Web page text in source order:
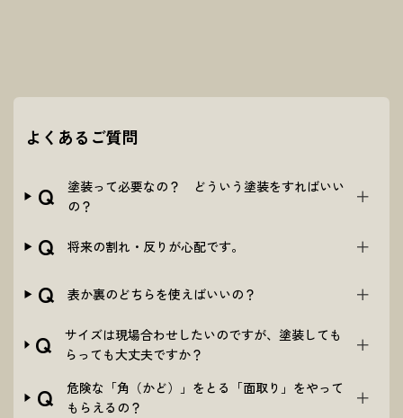
よくあるご質問
Q
塗装って必要なの？ どういう塗装をすればいい
の？
Q 将来の割れ・反りが心配です。
Q 表か裏のどちらを使えばいいの？
Q
サイズは現場合わせしたいのですが、塗装しても
らっても大丈夫ですか？
Q
危険な「角（かど）」をとる「面取り」をやって
もらえるの？